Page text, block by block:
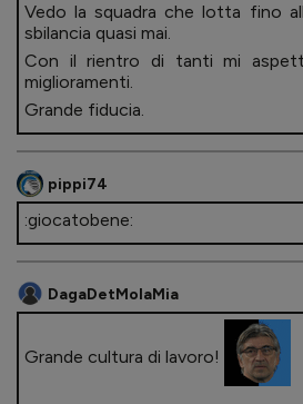
Vedo la squadra che lotta fino
sbilancia quasi mai.
Con il rientro di tanti mi
miglioramenti.
Grande fiducia.
pippi74
:giocatobene:
DagaDetMolaMia
Grande cultura di lavoro!